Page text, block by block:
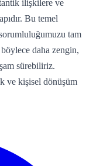
ilişkilere ve
Bu temel
tam
daha zengin,
sürebiliriz.
ve kişisel dönüşüm